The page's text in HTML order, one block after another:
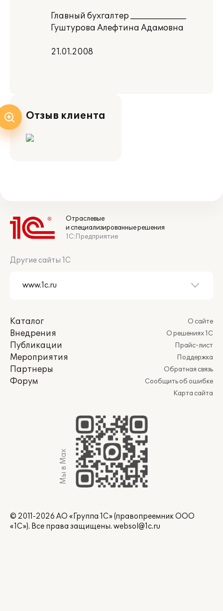
Главный бухгалтер ______________
Гуштурова Алефтина Адамовна
21.01.2008
Отзыв клиента
Отраслевые
и специализированные решения
1С:Предприятие
Другие сайты 1С
Каталог
Внедрения
Публикации
Мероприятия
Партнеры
Форум
О сайте
О решениях 1С
Прайс-лист
Поддержка
Обратная связь
Сообщить об ошибке
Карта сайта
Мы в Max
© 2011-2026 АО «Группа 1С» (правопреемник ООО
«1С»). Все права защищены. websol@1c.ru